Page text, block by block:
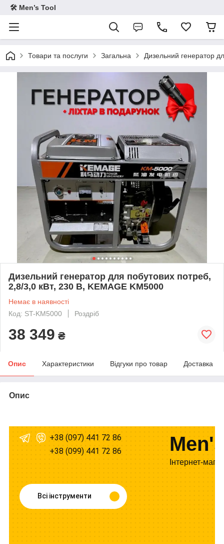
🛠 Men’s Tool
Товари та послуги Загальна Дизельний генератор
Дизельний генератор для побутових потреб,
2,8/3,0 кВт, 230 В, KEMAGE KM5000
Немає в наявності
Код: ST-KM5000
Роздріб
38 349 ₴
Опис Характеристики Відгуки про товар Доставка
Опис
+38 (097) 441 72 86
+38 (099) 441 72 86
Інтернет-
Всі інструменти